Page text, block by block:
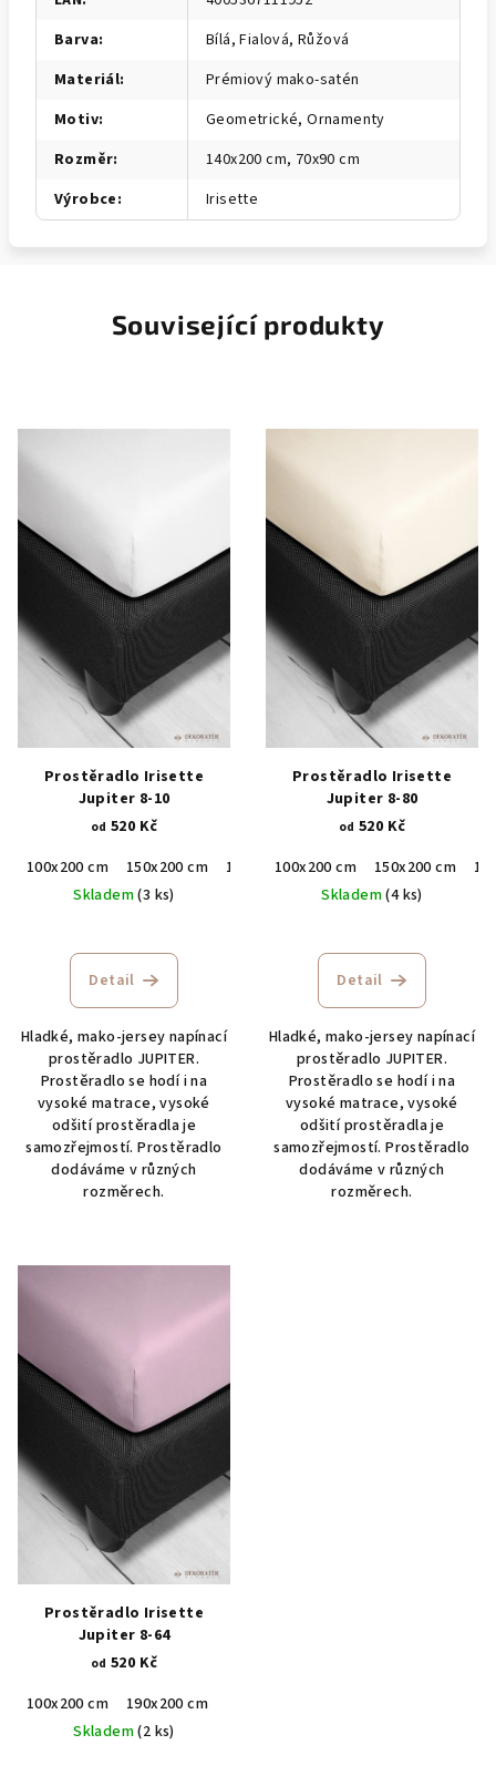
Barva:
Bílá, Fialová, Růžová
Materiál:
Prémiový mako-satén
Motiv:
Geometrické, Ornamenty
Rozměr:
140x200 cm, 70x90 cm
Výrobce: Irisette
Související produkty
Prostěradlo Irisette
Jupiter 8-10
od 520 Kč
100x200 cm
150x200 cm
190x200 cm
Skladem(3 ks)
Detail
Hladké, mako-jersey napínací
prostěradlo JUPITER.
Prostěradlo se hodí i na
vysoké matrace, vysoké
odšití prostěradla je
samozřejmostí. Prostěradlo
dodáváme v různých
rozměrech.
Prostěradlo Irisette
Jupiter 8-80
od 520 Kč
100x200 cm
150x200 cm
Skladem(4 ks)
Detail
Hladké, mako-jersey napínací
prostěradlo JUPITER.
Prostěradlo se hodí i na
vysoké matrace, vysoké
odšití prostěradla je
samozřejmostí. Prostěradlo
dodáváme v různých
rozměrech.
Prostěradlo Irisette
Jupiter 8-64
od 520 Kč
100x200 cm
190x200 cm
Skladem(2 ks)